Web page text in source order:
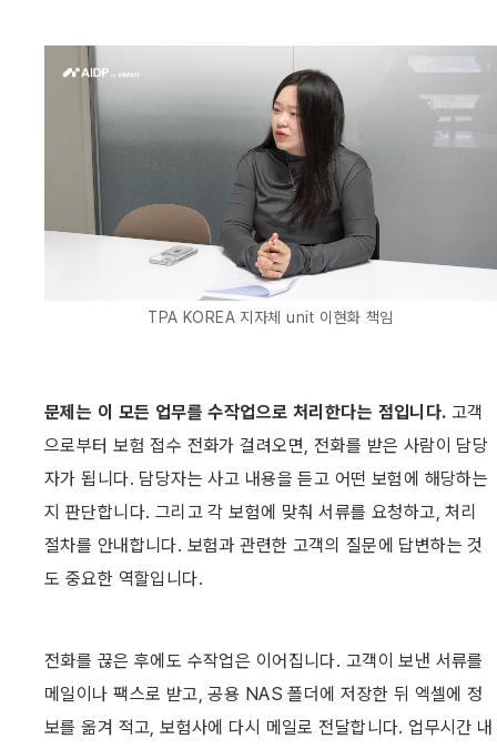
TPA KOREA 지자체 unit 이현화 책임
문제는 이 모든 업무를 수작업으로 처리한다는 점입니다. 고객
으로부터 보험 접수 전화가 걸려오면, 전화를 받은 사람이 담당
자가 됩니다. 담당자는 사고 내용을 듣고 어떤 보험에 해당하는
지 판단합니다. 그리고 각 보험에 맞춰 서류를 요청하고, 처리
절차를 안내합니다. 보험과 관련한 고객의 질문에 답변하는 것
도 중요한 역할입니다.
전화를 끊은 후에도 수작업은 이어집니다. 고객이 보낸 서류를
메일이나 팩스로 받고, 공용 NAS 폴더에 저장한 뒤 엑셀에 정
보를 옮겨 적고, 보험사에 다시 메일로 전달합니다. 업무시간 내